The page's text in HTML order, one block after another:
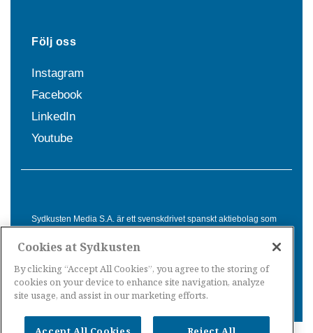
Följ oss
Instagram
Facebook
LinkedIn
Youtube
Sydkusten Media S.A. är ett svenskdrivet spanskt aktiebolag som
Spanien. Genom nyhetsbevakning av hela Spanien, med bas på
informationsförmedling för svenskar i Spanien.
Cookies at Sydkusten
By clicking “Accept All Cookies”, you agree to the storing of
cookies on your device to enhance site navigation, analyze
site usage, and assist in our marketing efforts.